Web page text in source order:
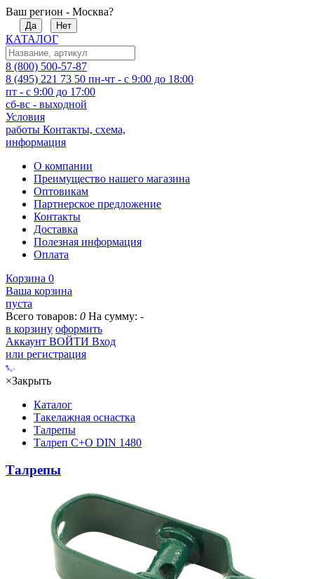
Ваш регион - Москва?
Да Нет
КАТАЛОГ
8 (800) 500-57-87
8 (495) 221 73 50 пн-чт - с 9:00 до 18:00
пт - с 9:00 до 17:00
сб-вс - выходной
Условия
работы Контакты, схема,
информация
О компании
Преимущество нашего магазина
Оптовикам
Партнерское предложение
Контакты
Доставка
Полезная информация
Оплата
Корзина 0
Ваша корзина
пуста
Всего товаров: 0 На сумму: -
в корзину оформить
Аккаунт ВОЙТИ Вход
или регистрация
×Закрыть
Каталог
Такелажная оснастка
Талрепы
Талреп С+О DIN 1480
Талрепы